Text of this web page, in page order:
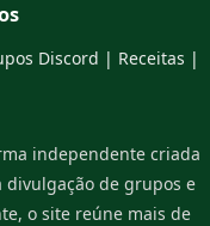
Discord | Receitas |
independente criada
divulgação de grupos e
o site reúne mais de